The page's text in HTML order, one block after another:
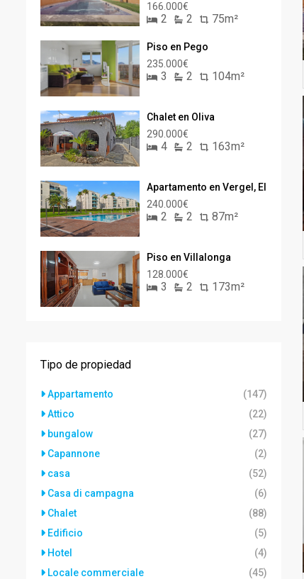
166.000€
2 2 75m²
Piso en Pego
235.000€
3 2 104m²
Chalet en Oliva
290.000€
4 2 163m²
Apartamento en Vergel, El
240.000€
2 2 87m²
Piso en Villalonga
128.000€
3 2 173m²
Tipo de propiedad
Appartamento
(147)
Attico
(22)
bungalow
(27)
Capannone
(2)
casa
(52)
Casa di campagna
(6)
Chalet
(88)
Edificio
(5)
Hotel
(4)
Locale commerciale
(45)